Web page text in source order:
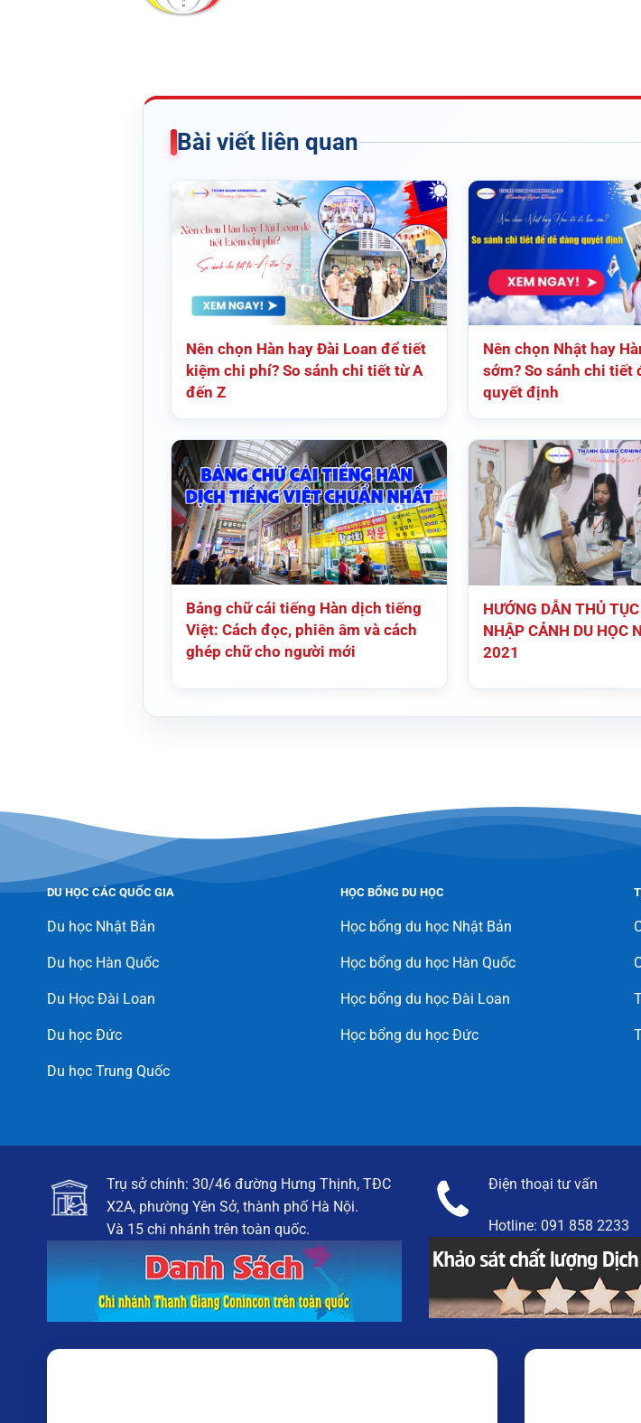
Bài viết liên quan
Nên chọn Hàn hay Đài Loan để tiết
kiệm chi phí? So sánh chi tiết từ A
đến Z
Nên chọn Nhật hay
sớm? So sánh chi tiết
quyết định
Bảng chữ cái tiếng Hàn dịch tiếng
Việt: Cách đọc, phiên âm và cách
ghép chữ cho người mới
HƯỚNG DẪN THỦ
NHẬP CẢNH DU HỌC
2021
DU HỌC CÁC QUỐC GIA
Du học Nhật Bản
Du học Hàn Quốc
Du Học Đài Loan
Du học Đức
Du học Trung Quốc
HỌC BỔNG DU HỌC
Học bổng du học Nhật Bản
Học bổng du học Hàn Quốc
Học bổng du học Đài Loan
Học bổng du học Đức
Trụ sở chính: 30/46 đường Hưng Thịnh, TĐC
X2A, phường Yên Sở, thành phố Hà Nội.
Và 15 chi nhánh trên toàn quốc.
Điện thoại tư vấn
Hotline: 091 858 2233